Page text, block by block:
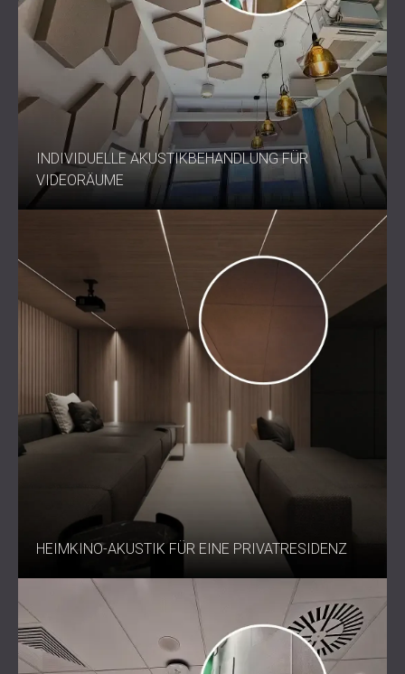
INDIVIDUELLE AKUSTIKBEHANDLUNG FÜR
VIDEORÄUME
HEIMKINO-AKUSTIK FÜR EINE PRIVATRESIDENZ